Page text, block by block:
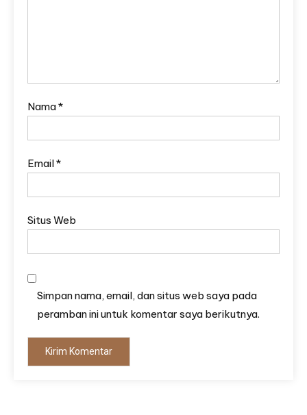
Nama*
Email*
Situs Web
Simpan nama, email, dan situs web saya pada
peramban ini untuk komentar saya berikutnya.